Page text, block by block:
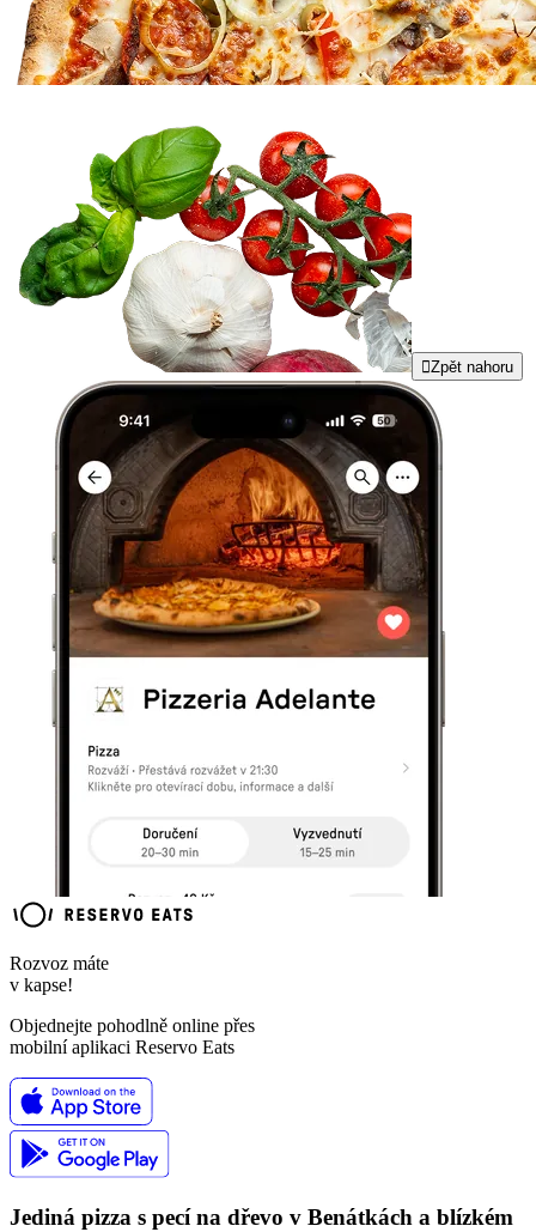
Zpět nahoru
Rozvoz máte
v kapse!
Objednejte pohodlně online přes
mobilní aplikaci Reservo Eats
Jediná pizza s pecí na dřevo v Benátkách a blízkém